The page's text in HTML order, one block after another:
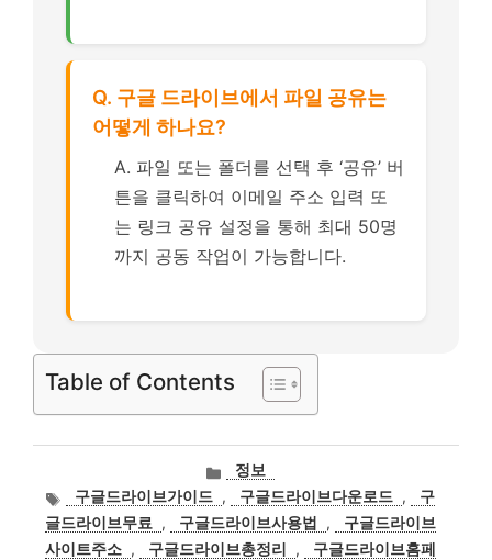
Q. 구글 드라이브에서 파일 공유는
어떻게 하나요?
A. 파일 또는 폴더를 선택 후 ‘공유’ 버
튼을 클릭하여 이메일 주소 입력 또
는 링크 공유 설정을 통해 최대 50명
까지 공동 작업이 가능합니다.
Table of Contents
카
고
리
정보
태
그
구글드라이브가이드 , 구글드라이브다운로드 ,
구
글드라이브무료
, 구글드라이브사용법 ,
구글드라이브
사이트주소 , 구글드라이브총정리 ,
구글드라이브홈페